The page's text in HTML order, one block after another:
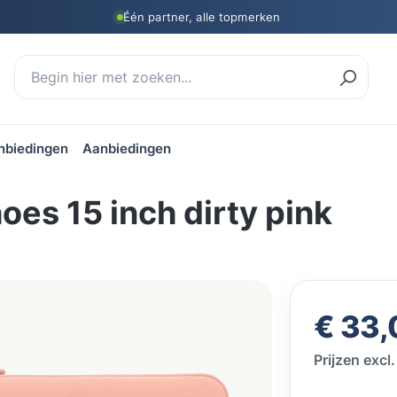
Één partner, alle topmerken
Aanbiedingen
15 inch dirty pink
Normale
€
Prijzen